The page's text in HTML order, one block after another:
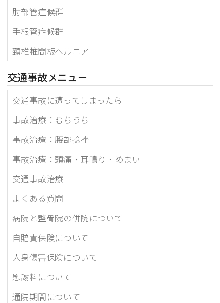
肘部管症候群
手根管症候群
頚椎椎間板ヘルニア
交通事故メニュー
交通事故に遭ってしまったら
事故治療：むちうち
事故治療：腰部捻挫
事故治療：頭痛・耳鳴り・めまい
交通事故治療
よくある質問
病院と整骨院の併院について
自賠責保険について
人身傷害保険について
慰謝料について
通院期間について